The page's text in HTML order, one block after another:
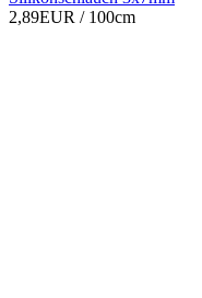
2,89EUR / 100cm